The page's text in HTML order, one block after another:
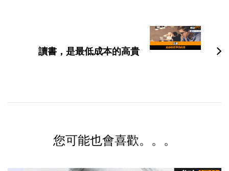
讀書，是最低成本的高貴
您可能也會喜歡。。。